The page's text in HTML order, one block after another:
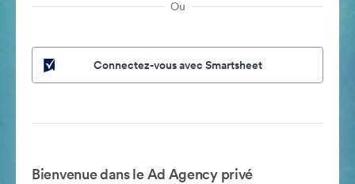
Ou
Connectez-vous avec Smartsheet
Bienvenue dans le Ad Agency privé